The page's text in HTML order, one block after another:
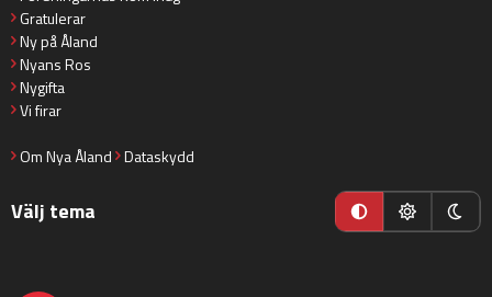
Gratulerar
Ny på Åland
Nyans Ros
Nygifta
Vi firar
Om Nya Åland Dataskydd
Välj tema